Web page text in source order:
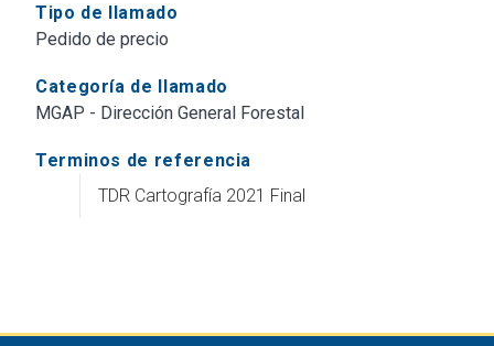
Tipo de llamado
Pedido de precio
Categoría de llamado
MGAP - Dirección General Forestal
Terminos de referencia
TDR Cartografía 2021 Final